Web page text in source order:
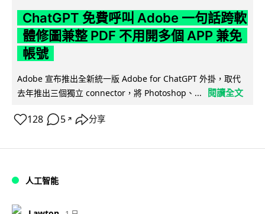
ChatGPT 免費呼叫 Adobe 一句話跨軟
體修圖兼整 PDF 不用開多個 APP 兼免
帳號
Adobe 宣布推出全新統一版 Adobe for ChatGPT 外掛，取代
去年推出三個獨立 connector，將 Photoshop、...
閱讀全文
128 5 ↗ 分享
人工智能